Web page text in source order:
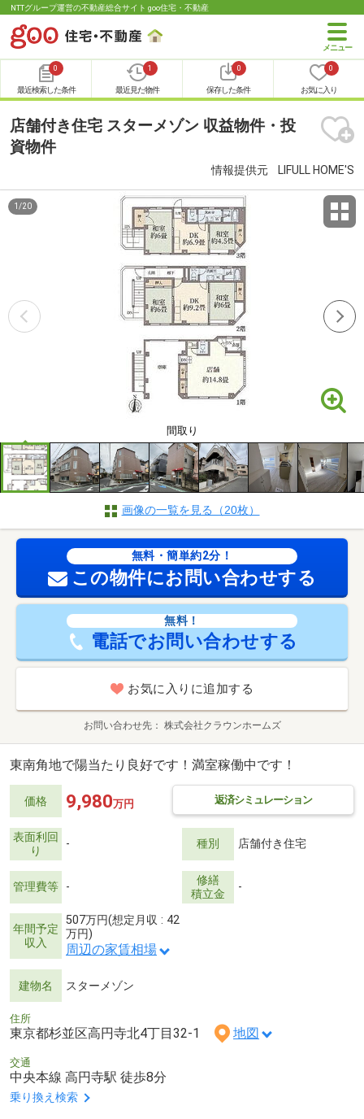
NTTグループ運営の不動産総合サイト goo住宅・不動産
0
最近検索した条件
1
最近見た物件
0
保存した条件
0
お気に入り
店舗付き住宅 スターメゾン 収益物件・投
資物件
情報提供元 LIFULL HOME'S
間取り
1 /20
画像の一覧を見る（20枚）
無料・簡単約2分！
この物件にお問い合わせする
無料！
電話でお問い合わせする
お気に入りに追加する
お問い合わせ先 株式会社クラウンホームズ
東南角地で陽当たり良好です！満室稼働中です！
価格 返済シミュレーション
9,980万円
表面利回
り
- 種別 店舗付き住宅
管理費等 -
修繕
積立金
-
年間予定
収入
507万円(想定月収 : 42
万円)
周辺の家賃相場
建物名 スターメゾン
住所
東京都杉並区高円寺北4丁目32-1 地図
交通
中央本線 高円寺駅 徒歩8分
乗り換え検索